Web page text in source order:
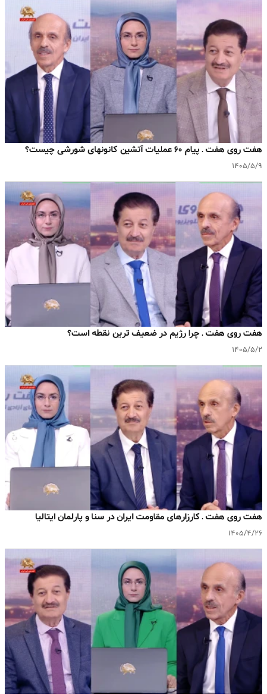
هفت روی هفت ـ پیام ۶۰ عملیات آتشین کانونهای شورشی چیست؟
۱۴۰۵/۵/۹
هفت روی هفت ـ چرا رژیم در ضعیف ترین نقطه است؟
۱۴۰۵/۵/۲
هفت روی هفت ـ کارزارهای مقاومت ایران در سنا و پارلمان ایتالیا
۱۴۰۵/۴/۲۶